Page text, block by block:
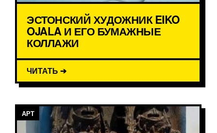
ЭСТОНСКИЙ ХУДОЖНИК EIKO
OJALA И ЕГО БУМАЖНЫЕ
КОЛЛАЖИ
ЧИТАТЬ ➔
АРТ